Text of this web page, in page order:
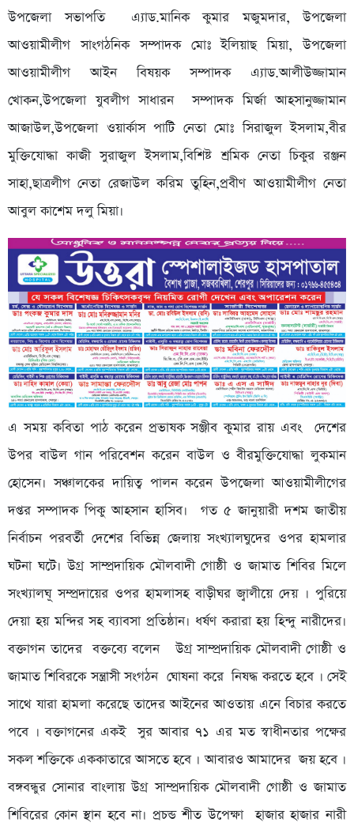
উপজেলা সভাপতি এ্যাড.মানিক কুমার মজুমদার, উপজেলা
আওয়ামীলীগ সাংগঠনিক সম্পাদক মোঃ ইলিয়াছ মিয়া, উপজেলা
আওয়ামীলীগ আইন বিষয়ক সম্পাদক এ্যাড.আলীউজ্জামান
খোকন,উপজেলা যুবলীগ সাধারন সম্পাদক মির্জা আহসানুজ্জামান
আজাউল,উপজেলা ওয়ার্কাস পাটি নেতা মোঃ সিরাজুল ইসলাম,বীর
মুক্তিযোদ্ধা কাজী সুরাজুল ইসলাম,বিশিষ্ট শ্রমিক নেতা চিকুর রঞ্জন
সাহা,ছাত্রলীগ নেতা রেজাউল করিম তুহিন,প্রবীণ আওয়ামীলীগ নেতা
আবুল কাশেম দলু মিয়া।
এ সময় কবিতা পাঠ করেন প্রভাষক সঞ্জীব কুমার রায় এবং দেশের
উপর বাউল গান পরিবেশন করেন বাউল ও বীরমুক্তিযোদ্ধা লুকমান
হোসেন। সঞ্চালকের দায়িত্ব পালন করেন উপজেলা আওয়ামীলীগের
দপ্তর সম্পাদক পিকু আহসান হাসিব। গত ৫ জানুয়ারী দশম জাতীয়
নির্বাচন পরবর্তী দেশের বিভিন্ন জেলায় সংখ্যালঘুদের ওপর হামলার
ঘটনা ঘটে। উগ্র সাম্প্রদায়িক মৌলবাদী গোষ্ঠী ও জামাত শিবির মিলে
সংখ্যালঘূ সম্প্রদায়ের ওপর হামলাসহ বাড়ীঘর জ্বালীয়ে দেয় । পুরিয়ে
দেয়া হয় মন্দির সহ ব্যাবসা প্রতিষ্ঠান। ধর্ষণ করারা হয় হিন্দু নারীদের।
বক্তাগন তাদের বক্তব্যে বলেন উগ্র সাম্প্রদায়িক মৌলবাদী গোষ্ঠী ও
জামাত শিবিরকে সন্ত্রাসী সংগঠন ঘোষনা করে নিষদ্ধ করতে হবে । সেই
সাথে যারা হামলা করেছে তাদের আইনের আওতায় এনে বিচার করতে
পবে । বক্তাগনের একই সুর আবার ৭১ এর মত স্বাধীনতার পক্ষের
সকল শক্তিকে এককাতারে আসতে হবে । আবারও আমাদের জয় হবে ।
বঙ্গবন্ধুর সোনার বাংলায় উগ্র সাম্প্রদায়িক মৌলবাদী গোষ্ঠী ও জামাত
শিবিরের কোন স্থান হবে না। প্রচন্ড শীত উপেক্ষা হাজার হাজার নারী